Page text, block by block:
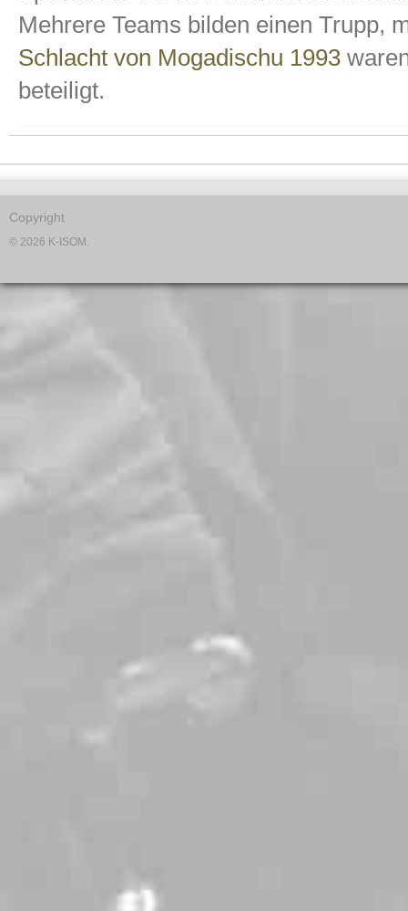
Mehrere Teams bilden einen Trupp,
Schlacht von Mogadischu 1993
beteiligt.
Copyright
© 2026 K-ISOM.